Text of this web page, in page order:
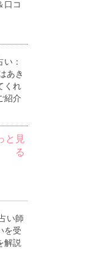
口コ
：
あき
くれ
紹介
と見
る
い師
を受
解説